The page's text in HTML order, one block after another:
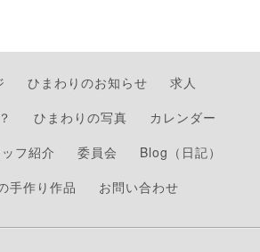
ひまわりのお知らせ
求人
ひまわりの写真
カレンダー
フ紹介 委員会
Blog（日記）
手作り作品
お問い合わせ